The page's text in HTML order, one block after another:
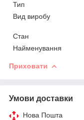
Тип
Вид виробу
Стан
Найменування
Приховати
Умови доставки
Нова Пошта